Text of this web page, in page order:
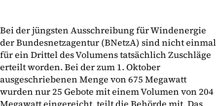
Bei der jüngsten Ausschreibung für Windenergie
der Bundesnetzagentur (BNetzA) sind nicht einmal
für ein Drittel des Volumens tatsächlich Zuschläge
erteilt worden. Bei der zum 1. Oktober
ausgeschriebenen Menge von 675 Megawatt
wurden nur 25 Gebote mit einem Volumen von 204